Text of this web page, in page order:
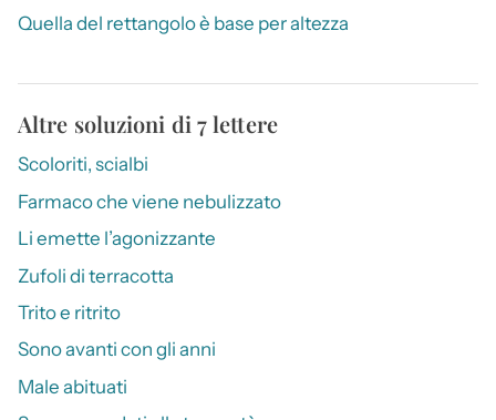
Quella del rettangolo è base per altezza
Altre soluzioni di 7 lettere
Scoloriti, scialbi
Farmaco che viene nebulizzato
Li emette l’agonizzante
Zufoli di terracotta
Trito e ritrito
Sono avanti con gli anni
Male abituati